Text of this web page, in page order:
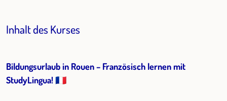
Inhalt des Kurses
Bildungsurlaub in Rouen – Französisch lernen mit
StudyLingua!🇫🇷